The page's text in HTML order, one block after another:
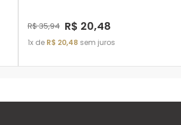
R$35,94 R$ 20,48
1 de R$ 20,48 sem juros